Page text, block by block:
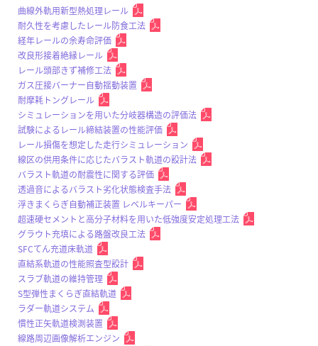
曲線外軌用新型熱処理レール
耐久性を考慮したレール防食工法
経年レールの余寿命評価
改良形接着絶縁レール
レール頭部きず補修工法
ガス圧接バーナー自動揺動装置
耐摩耗トングレール
シミュレーションを用いた分岐器構造の評価法
試験によるレール締結装置の性能評価
レール損傷を想定した走行シミュレーション
線区の供用条件に応じたバラスト軌道の設計法
バラスト軌道の耐震性に関する評価
透過音によるバラスト劣化状態検査手法
浮きまくらぎ自動補正装置 レベルキーパー
超速硬セメントと高分子材料を用いた低強度安定処理工法
グラウト充填による路盤改良工法
SFCてん充道床軌道
直結系軌道の性能照査型設計
スラブ軌道の維持管理
S型弾性まくらぎ直結軌道
ラダー軌道システム
慣性正矢軌道検測装置
線路周辺画像解析エンジン